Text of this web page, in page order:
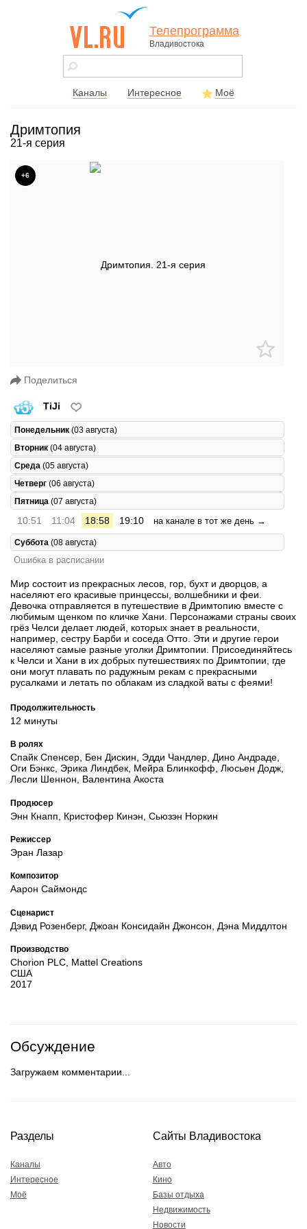
vl.ru - сайт
города
Телепрограмма
Владивостока
Каналы Интересное Моё
Дримтопия
21-я серия
+6
Поделиться
TiJi
Понедельник (03 августа)
Вторник (04 августа)
Среда (05 августа)
Четверг (06 августа)
Пятница (07 августа)
10:51 11:04 18:58 19:10 на канале в тот же день →
Суббота (08 августа)
Ошибка в расписании
Мир состоит из прекрасных лесов, гор, бухт и дворцов, а
населяют его красивые принцессы, волшебники и феи.
Девочка отправляется в путешествие в Дримтопию вместе с
любимым щенком по кличке Хани. Персонажами страны своих
грёз Челси делает людей, которых знает в реальности,
например, сестру Барби и соседа Отто. Эти и другие герои
населяют самые разные уголки Дримтопии. Присоединяйтесь
к Челси и Хани в их добрых путешествиях по Дримтопии, где
они могут плавать по радужным рекам с прекрасными
русалками и летать по облакам из сладкой ваты с феями!
Продолжительность
12 минуты
В ролях
Спайк Спенсер, Бен Дискин, Эдди Чандлер, Дино Андраде,
Оги Бэнкс, Эрика Линдбек, Мейра Блинкофф, Люсьен Додж,
Лесли Шеннон, Валентина Акоста
Продюсер
Энн Кнапп, Кристофер Кинэн, Сьюзэн Норкин
Режиссер
Эран Лазар
Композитор
Аарон Саймондс
Сценарист
Дэвид Розенберг, Джоан Консидайн Джонсон, Дэна Миддлтон
Производство
Chorion PLC, Mattel Creations
США
2017
Обсуждение
Загружаем комментарии...
Разделы
Каналы
Интересное
Моё
Сайты Владивостока
Авто
Кино
Базы отдыха
Недвижимость
Новости